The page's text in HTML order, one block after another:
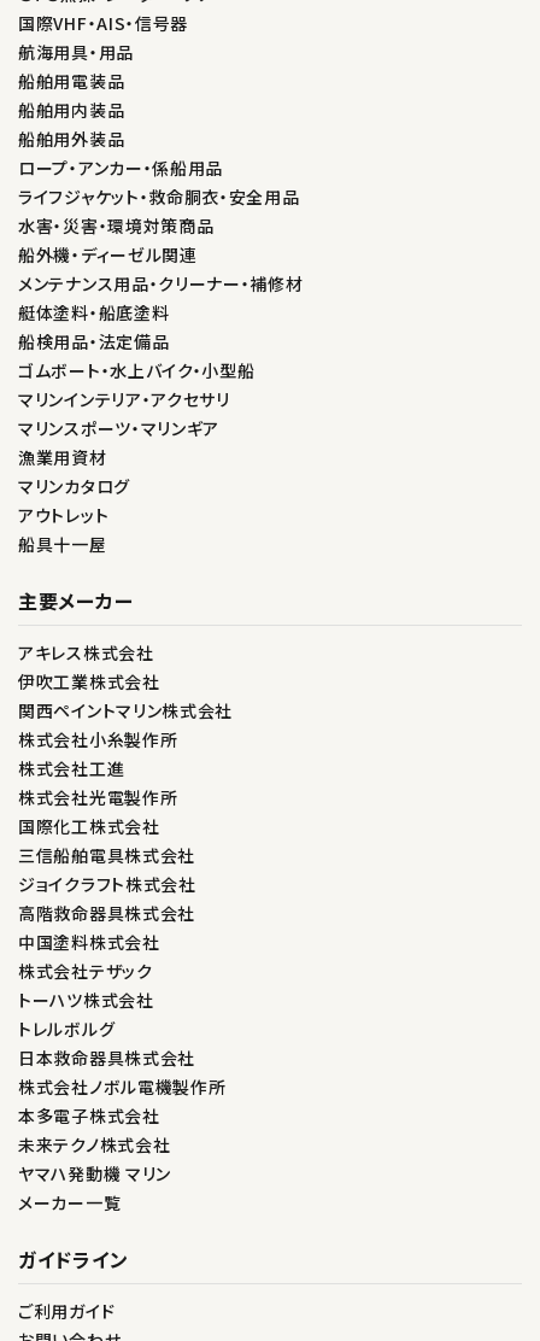
国際VHF・AIS・信号器
航海用具・用品
船舶用電装品
船舶用内装品
船舶用外装品
ロープ・アンカー・係船用品
ライフジャケット・救命胴衣・安全用品
水害・災害・環境対策商品
船外機・ディーゼル関連
メンテナンス用品・クリーナー・補修材
艇体塗料・船底塗料
船検用品・法定備品
ゴムボート・水上バイク・小型船
マリンインテリア・アクセサリ
マリンスポーツ・マリンギア
漁業用資材
マリンカタログ
アウトレット
船具十一屋
主要メーカー
アキレス株式会社
伊吹工業株式会社
関西ペイントマリン株式会社
株式会社小糸製作所
株式会社工進
株式会社光電製作所
国際化工株式会社
三信船舶電具株式会社
ジョイクラフト株式会社
高階救命器具株式会社
中国塗料株式会社
株式会社テザック
トーハツ株式会社
トレルボルグ
日本救命器具株式会社
株式会社ノボル電機製作所
本多電子株式会社
未来テクノ株式会社
ヤマハ発動機 マリン
メーカー一覧
ガイドライン
ご利用ガイド